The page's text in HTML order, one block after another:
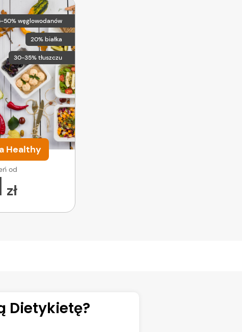
50% węglowodanów
20% białka
30-35% tłuszczu
Healthy
od
zł
Dietykietę?